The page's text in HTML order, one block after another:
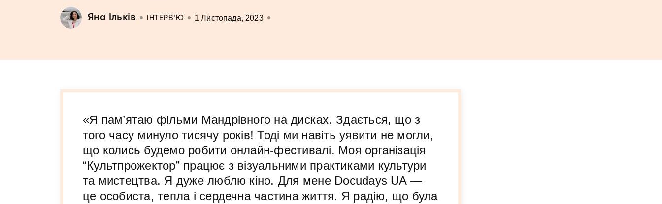
Яна Ільків ІНТЕРВ'Ю 1 Листопада, 2023
«Я пам’ятаю фільми Мандрівного на дисках. Здається, що з
того часу минуло тисячу років! Тоді ми навіть уявити не могли,
що колись будемо робити онлайн-фестивалі. Моя організація
“Культпрожектор” працює з візуальними практиками культури
та мистецтва. Я дуже люблю кіно. Для мене Docudays UA —
це особиста, тепла і сердечна частина життя. Я радію, що була